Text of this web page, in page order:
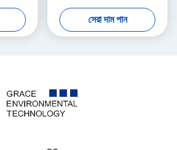
জারণ পদ্ধতি
সেরা দাম পান